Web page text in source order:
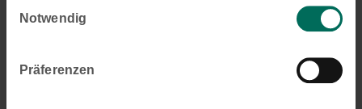
Notwendig
Präferenzen